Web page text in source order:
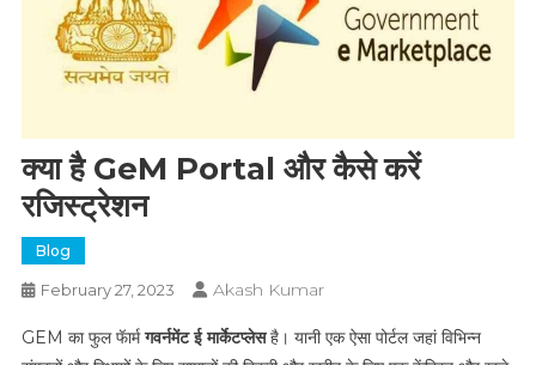
क्या है GeM Portal और कैसे करें
रजिस्ट्रेशन
Blog
February 27, 2023 Akash Kumar
GEM का फुल फॅार्मगवर्नमेंट ई मार्केटप्लेसहै। यानी एक ऐसा पोर्टल जहां विभिन्न